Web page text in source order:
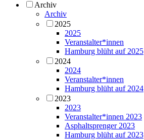
Archiv
Archiv
2025
2025
Veranstalter*innen
Hamburg blüht auf 2025
2024
2024
Veranstalter*innen
Hamburg blüht auf 2024
2023
2023
Veranstalter*innen 2023
Asphaltsprenger 2023
Hamburg blüht auf 2023